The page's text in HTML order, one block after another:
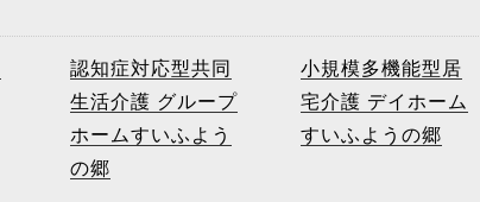
認知症対応型共同
生活介護 グループ
ホームすいふよう
の郷
小規模多機能型居
宅介護 デイホーム
すいふようの郷